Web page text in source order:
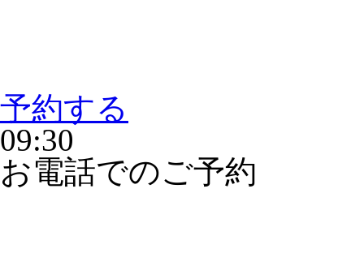
予約する
09:30
お電話でのご予約